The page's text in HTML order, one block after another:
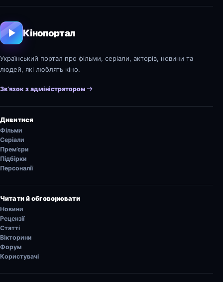
Кінопортал
Український портал про фільми, серіали, акторів, новини та
людей, які люблять кіно.
Зв’язок з адміністратором
Дивитися
Фільми
Серіали
Прем’єри
Підбірки
Персоналії
Читати й обговорювати
Новини
Рецензії
Статті
Вікторини
Форум
Користувачі